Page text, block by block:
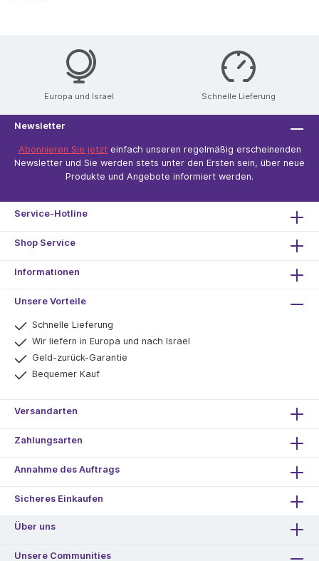
Europa und Israel Schnelle Lieferung
Newsletter
Abonnieren Sie jetzteinfach unseren regelmäßig erscheinenden
Newsletter und Sie werden stets unter den Ersten sein, über neue
Produkte und Angebote informiert werden.
Service-Hotline
Shop Service
Informationen
Unsere Vorteile
Schnelle Lieferung
Wir liefern in Europa und nach Israel
Geld-zurück-Garantie
Bequemer Kauf
Versandarten
Zahlungsarten
Annahme des Auftrags
Sicheres Einkaufen
Über uns
Unsere Communities